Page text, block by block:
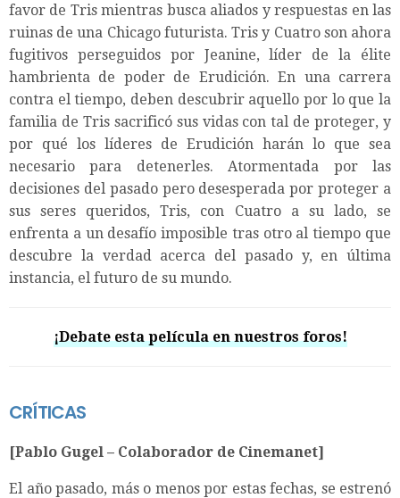
favor de Tris mientras busca aliados y respuestas en las
ruinas de una Chicago futurista. Tris y Cuatro son ahora
fugitivos perseguidos por Jeanine, líder de la élite
hambrienta de poder de Erudición. En una carrera
contra el tiempo, deben descubrir aquello por lo que la
familia de Tris sacrificó sus vidas con tal de proteger, y
por qué los líderes de Erudición harán lo que sea
necesario para detenerles. Atormentada por las
decisiones del pasado pero desesperada por proteger a
sus seres queridos, Tris, con Cuatro a su lado, se
enfrenta a un desafío imposible tras otro al tiempo que
descubre la verdad acerca del pasado y, en última
instancia, el futuro de su mundo.
¡Debate esta película en nuestros foros!
CRÍTICAS
[Pablo Gugel – Colaborador de Cinemanet]
El año pasado, más o menos por estas fechas, se estrenó